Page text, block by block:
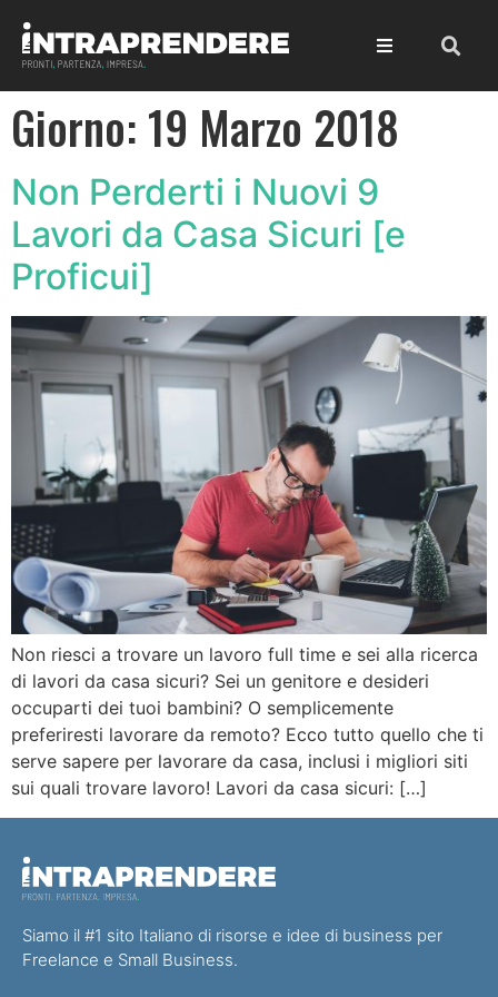
Giorno: 19 Marzo 2018
Non Perderti i Nuovi 9
Lavori da Casa Sicuri [e
Proficui]
Non riesci a trovare un lavoro full time e sei alla ricerca
di lavori da casa sicuri? Sei un genitore e desideri
occuparti dei tuoi bambini? O semplicemente
preferiresti lavorare da remoto? Ecco tutto quello che ti
serve sapere per lavorare da casa, inclusi i migliori siti
sui quali trovare lavoro! Lavori da casa sicuri: […]
Siamo il #1 sito Italiano di risorse e idee di business per
Freelance e Small Business.